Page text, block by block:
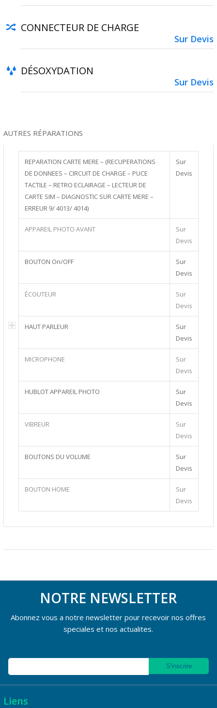
CONNECTEUR DE CHARGE
Sur Devis
DÉSOXYDATION
Sur Devis
AUTRES RÉPARATIONS
REPARATION CARTE MERE – (RECUPERATIONS
DE DONNEES – CIRCUIT DE CHARGE – PUCE
TACTILE – RETRO ECLAIRAGE – LECTEUR DE
CARTE SIM – DIAGNOSTIC SUR CARTE MERE –
ERREUR 9/ 4013/ 4014)
Sur
Devis
APPAREIL PHOTO AVANT
Sur
Devis
BOUTON On/OFF
Sur
Devis
ÉCOUTEUR
Sur
Devis
HAUT PARLEUR
Sur
Devis
MICROPHONE
Sur
Devis
HUBLOT APPAREIL PHOTO
Sur
Devis
VIBREUR
Sur
Devis
BOUTONS DU VOLUME
Sur
Devis
BOUTON HOME
Sur
Devis
NOTRE NEWSLETTER
Abonnez vous a notre newsletter pour recevoir nos offres
speciales et nos actualites.
Liens